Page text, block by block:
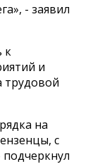
- заявил
к
и
трудовой
на
с